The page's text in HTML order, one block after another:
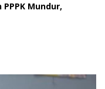
Mundur,